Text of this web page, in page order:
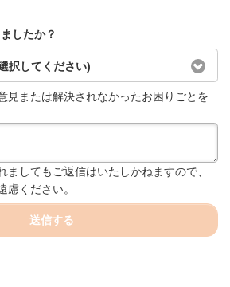
したか？
択してください)
見または解決されなかったお困りごとを
ましてもご返信はいたしかねますので、
慮ください。
送信する